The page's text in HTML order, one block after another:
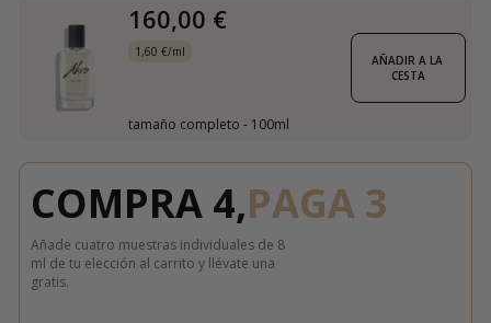
160,00 €
1,60 €/ml
tamaño completo - 100ml
AÑADIR A LA
CESTA
COMPRA 4,PAGA 3
Añade cuatro muestras individuales de 8
ml de tu elección al carrito y llévate una
gratis.